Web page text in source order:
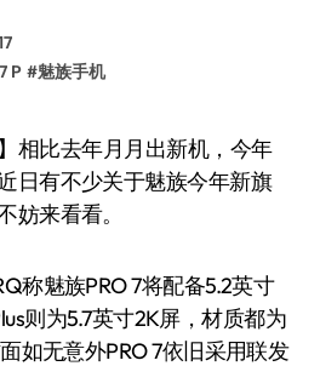
P #魅族手机
日有不少关于魅族今年新旗
妨来看看。
魅族PRO 7将配备5.2英寸
则为5.7英寸2K屏，材质都为
如无意外PRO 7依旧采用联发